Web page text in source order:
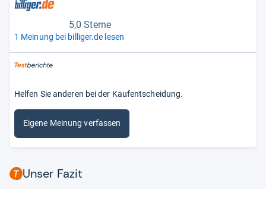
5,0 Sterne
1 Meinung bei billiger.de lesen
Helfen Sie anderen bei der Kaufentscheidung.
Eigene Meinung verfassen
Unser Fazit